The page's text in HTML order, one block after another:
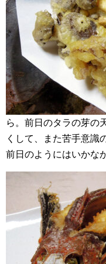
ら。前日のタラの芽の
くして、また苦手意識
前日のようにはいかな